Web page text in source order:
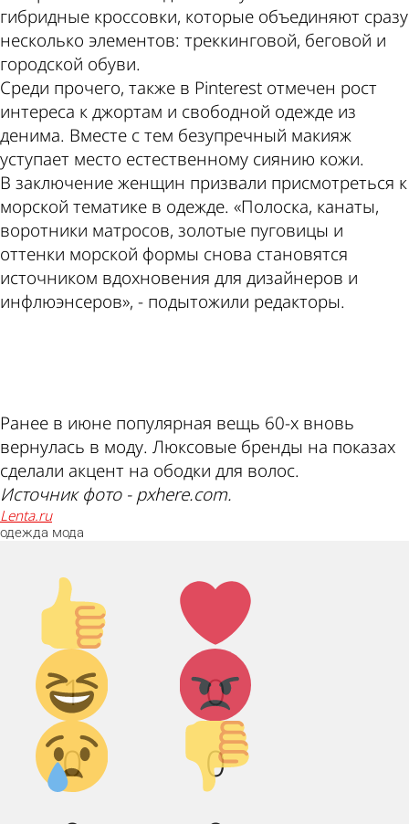
гибридные кроссовки, которые объединяют сразу
несколько элементов: треккинговой, беговой и
городской обуви.
Среди прочего, также в Pinterest отмечен рост
интереса к джортам и свободной одежде из
денима. Вместе с тем безупречный макияж
уступает место естественному сиянию кожи.
В заключение женщин призвали присмотреться к
морской тематике в одежде. «Полоска, канаты,
воротники матросов, золотые пуговицы и
оттенки морской формы снова становятся
источником вдохновения для дизайнеров и
инфлюэнсеров», - подытожили редакторы.
Ранее в июне популярная вещь 60-х вновь
вернулась в моду. Люксовые бренды на показах
сделали акцент на ободки для волос.
Источник фото - pxhere.com.
lenta.ru
одежда мода
Палец
вверх!
1
Лайк!
0
Дикий
смех!
0
Агрессия!
0
Грусть :(
Палец
вниз!